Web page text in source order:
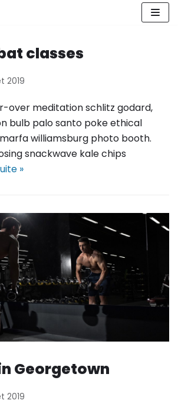
classes
2019
over meditation schlitz godard,
bulb palo santo poke ethical
williamsburg photo booth.
snackwave kale chips
»
Georgetown
2019